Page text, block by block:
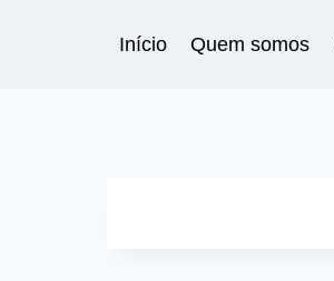
Início Quem somos